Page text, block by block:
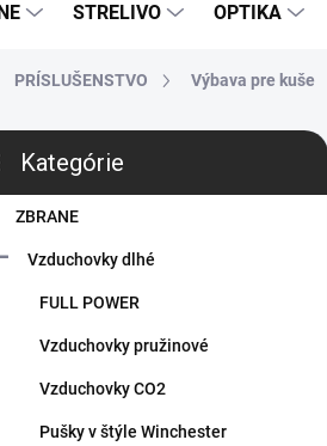
STRELIVO OPTIKA
PRÍSLUŠENSTVO Výbava pre kuše
Kategórie
ZBRANE
Vzduchovky dlhé
FULL POWER
Vzduchovky pružinové
Vzduchovky CO2
Pušky v štýle Winchester